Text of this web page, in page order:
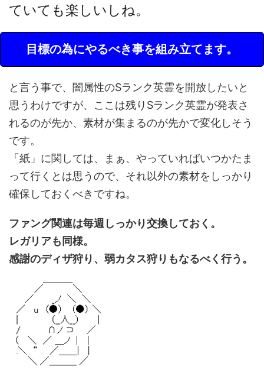
ていても楽しいしね。
目標の為にやるべき事を組み立てます。
と言う事で、闇属性のSランク英霊を開放したいと
思うわけですが、ここは残りSランク英霊が発表さ
れるのが先か、素材が集まるのが先かで変化しそう
です。
「紙」に関しては、まぁ、やっていればいつかたま
って行くとは思うので、それ以外の素材をしっかり
確保しておくべきですね。
ファング関連は毎週しっかり交換しておく。
レガリアも同様。
感謝のディザ狩り、弱カタス狩りもなるべく行う。